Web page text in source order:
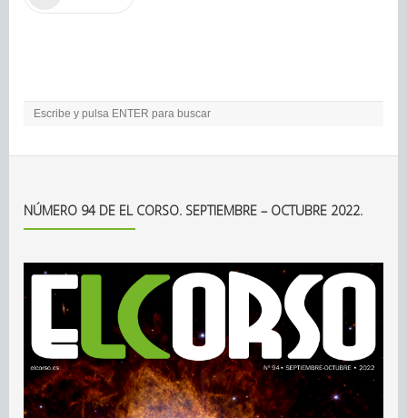
NÚMERO 94 DE EL CORSO. SEPTIEMBRE – OCTUBRE 2022.